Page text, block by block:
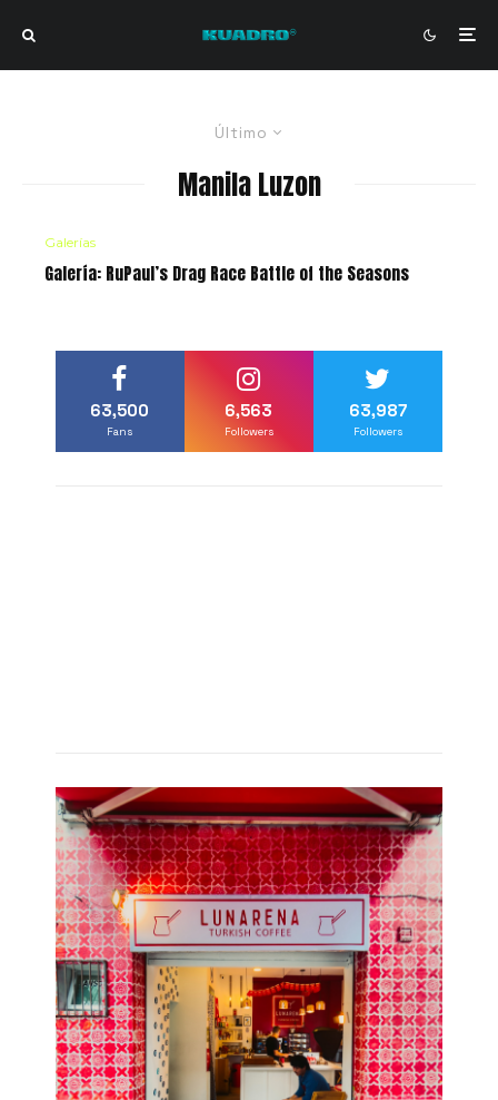
Último
Manila Luzon
Galerías
Galería: RuPaul’s Drag Race Battle of the Seasons
63,500
Fans
6,563
Followers
63,987
Followers